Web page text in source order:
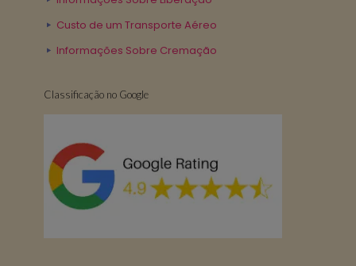
Custo de um Transporte Aéreo
Informações Sobre Cremação
Classificação no Google